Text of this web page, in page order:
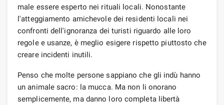
male essere esperto nei rituali locali. Nonostante
l'atteggiamento amichevole dei residenti locali nei
confronti dell'ignoranza dei turisti riguardo alle loro
regole e usanze, è meglio esigere rispetto piuttosto che
creare incidenti inutili.
Penso che molte persone sappiano che gli indù hanno
un animale sacro: la mucca. Ma non li onorano
semplicemente, ma danno loro completa libertà